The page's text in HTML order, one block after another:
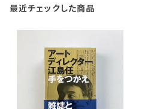
最近チェックした商品